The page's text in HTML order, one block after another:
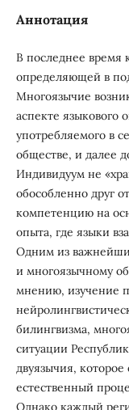
Аннотация
В последнее время
определяющей в
Многоязычие
аспекте языкового
употребляемого в
обществе, и далее
Индивидуум не
обособленно друг
компетенцию на
опыта, где языки
Одним из
и многоязычному
мнению, изучение
билингвизма,
ситуации
двуязычия, которое
естественный
Однако каждый